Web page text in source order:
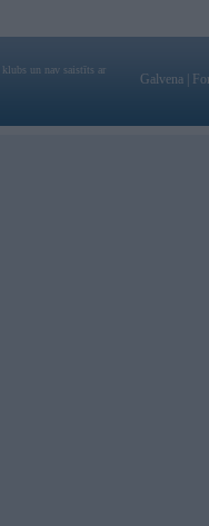
un nav saistīts ar
Galvena